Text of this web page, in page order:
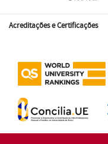
Acreditações e Certificações